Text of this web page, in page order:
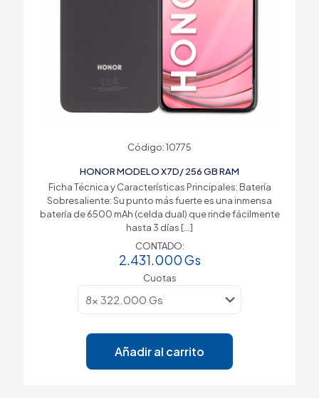
Código: 10775
HONOR MODELO X7D/ 256 GB RAM
Ficha Técnica y Características Principales: Batería
Sobresaliente: Su punto más fuerte es una inmensa
batería de 6500 mAh (celda dual) que rinde fácilmente
hasta 3 días […]
CONTADO:
2.431.000Gs
Cuotas
Añadir al carrito